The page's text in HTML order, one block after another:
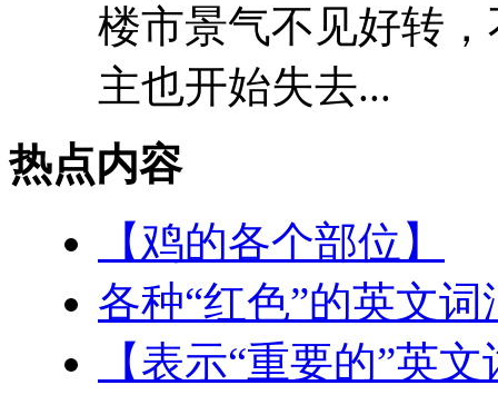
楼市景气不见好转
主也开始失去...
热点内容
【鸡的各个部位】
各种“红色”的英文词
【表示“重要的”英文